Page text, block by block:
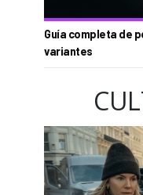
Guía completa de
variantes